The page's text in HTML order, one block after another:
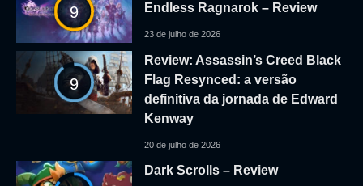
9
Endless Ragnarok – Review
23 de julho de 2026
9
Review: Assassin’s Creed Black
Flag Resynced: a versão
definitiva da jornada de Edward
Kenway
20 de julho de 2026
Dark Scrolls – Review